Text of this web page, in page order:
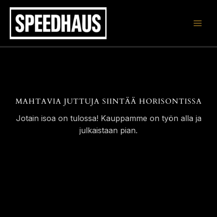
Siirry
sisältöön
MAHTAVIA JUTTUJA SIINTÄÄ HORISONTISSA
Jotain isoa on tulossa! Kauppamme on työn alla ja
julkaistaan pian.